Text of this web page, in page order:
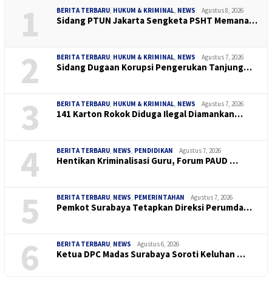
1 BERITA TERBARU, HUKUM & KRIMINAL, NEWS Agustus 8, 2026
Sidang PTUN Jakarta Sengketa PSHT Memana…
2 BERITA TERBARU, HUKUM & KRIMINAL, NEWS Agustus 7, 2026
Sidang Dugaan Korupsi Pengerukan Tanjung…
3 BERITA TERBARU, HUKUM & KRIMINAL, NEWS Agustus 7, 2026
141 Karton Rokok Diduga Ilegal Diamankan…
4 BERITA TERBARU, NEWS, PENDIDIKAN Agustus 7, 2026
Hentikan Kriminalisasi Guru, Forum PAUD …
5 BERITA TERBARU, NEWS, PEMERINTAHAN Agustus 7, 2026
Pemkot Surabaya Tetapkan Direksi Perumda…
6 BERITA TERBARU, NEWS Agustus 6, 2026
Ketua DPC Madas Surabaya Soroti Keluhan …